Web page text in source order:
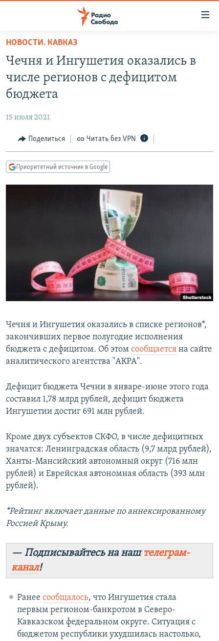
упрощенного
доступа
основному
Вернутся
Вернутся
АВТОРСКИЕ ПРОЕКТЫ
МНЕНИЯ
КУЛЬТУРА
КАВКАЗ.РЕАЛИИ
ПОДПИШИТЕСЬ НА РАССЫЛКУ
СОЦИАЛЬНЫЕ СЕТИ
Все сайты РСЕ/РС
НОВОСТИ. КАВКАЗ
Чечня и Ингушетия оказались в
числе регионов с дефицитом
бюджета
15 июля 2021
Поделиться Читать без VPN
Приоритетный источник в Google
Чечня и Ингушетия оказались в списке регионов*,
закончивших первое полугодие исполнения
бюджета с дефицитом. Об этом сообщается на сайте
аналитического агентства "АКРА".
Дефицит бюджета Чечни в январе-июне этого года
составил 1,78 млрд рублей, дефицит бюджета
Ингушетии достиг 691 млн рублей.
Кроме двух субъектов СКФО, в числе дефицитных
значатся: Ленинградская область (9,7 млрд рублей),
Ханты-Мансийский автономный округ (716 млн
рублей) и Еврейская автономная область (393 млн
рублей).
*Рейтинг включает данные по аннексированному
Россией Крыму.
— Подписывайтесь на наштелеграм-
канал!
Ранее сообщалось, что Ингушетия стала
первым регионом-банкротом в Северо-
Кавказском федеральном округе. Ситуация с
бюджетом республики ухудшилась настолько,